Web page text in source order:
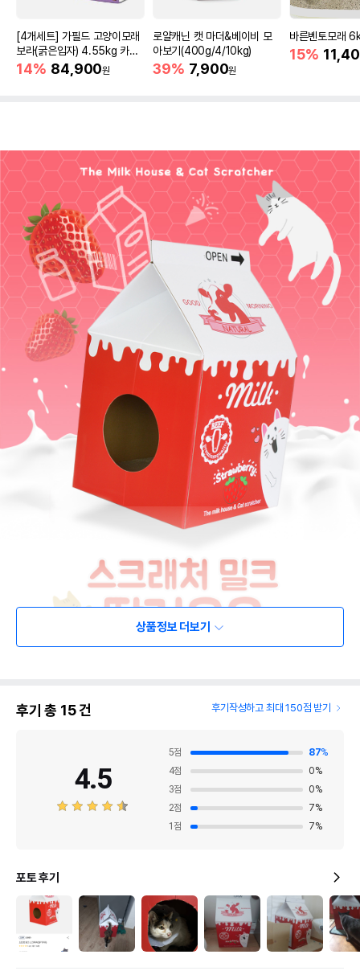
[4개세트] 가필드 고양이모래
보라(굵은입자) 4.55kg 카사
바모래
14% 84,900원
로얄캐닌 캣 마더&베이비 모
아보기(400g/4/10kg)
39% 7,900원
바른벤토모래
15%
상품정보 더보기
후기 총 15건 후기작성하고 최대 150점 받기
4.5
5점 87%
4점 0%
3점 0%
2점 7%
1 점 7%
포토 후기